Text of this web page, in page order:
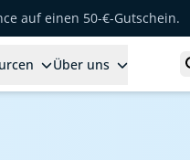
auf einen 50-€-Gutschein.
Über uns